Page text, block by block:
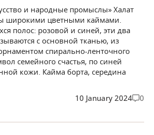
и народные промыслы» Халат
широкими цветными каймами.
полос: розовой и синей, эти два
с основной тканью, из
спирально-ленточного
семейного счастья, по синей
кожи. Кайма борта, середина
10 January 2024 0